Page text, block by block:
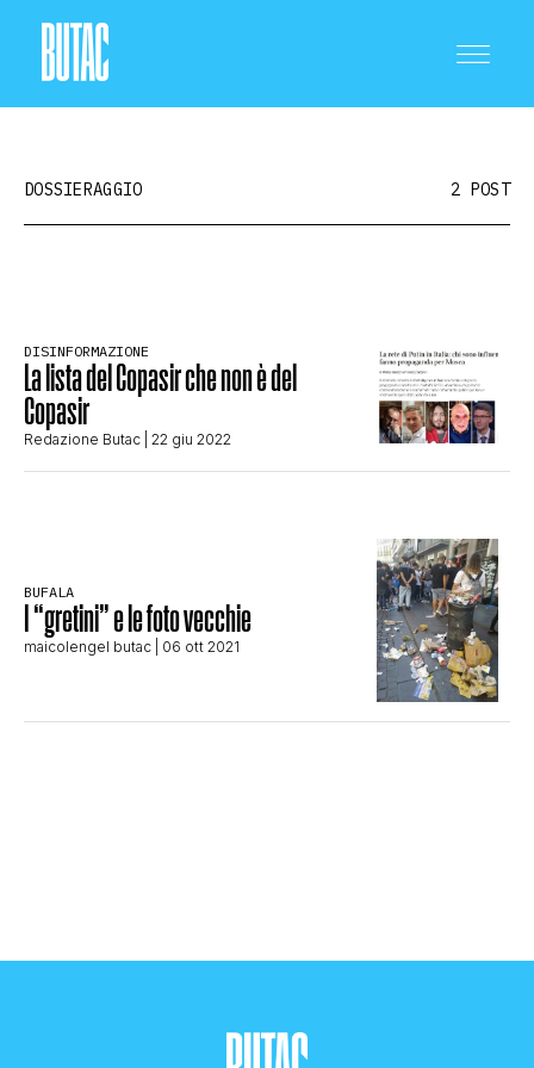
SCIENZA E TECNOLOGIA
SALUTE E MEDICINA
INTRATTENIMENTO
DOSSIERAGGIO 2 POST
DISINFORMAZIONE
La lista del Copasir che non è del
Copasir
Redazione Butac | 22 giu 2022
BUFALA
I “gretini” e le foto vecchie
maicolengel butac | 06 ott 2021